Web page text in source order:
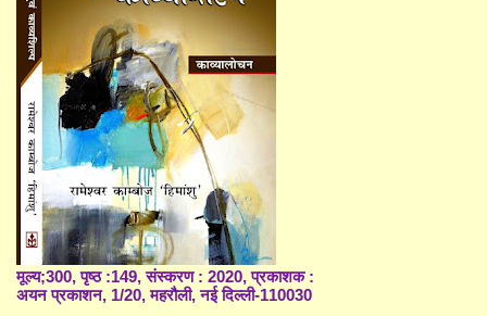
मूल्य;300, पृष्ठ :149, संस्करण : 2020, प्रकाशक :
अयन प्रकाशन, 1/20, महरौली, नई दिल्ली-110030